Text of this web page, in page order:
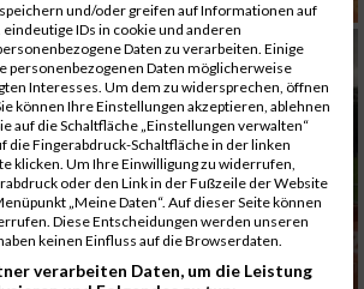
und/oder greifen auf Informationen auf
eindeutige IDs in cookie und anderen
Daten zu verarbeiten. Einige
personenbezogenen Daten möglicherweise
Interesses. Um dem zu widersprechen, öffnen
können Ihre Einstellungen akzeptieren, ablehnen
auf die Schaltfläche „Einstellungen verwalten“
die Fingerabdruck-Schaltfläche in der linken
klicken. Um Ihre Einwilligung zu widerrufen,
oder den Link in der Fußzeile der Website
„Meine Daten“. Auf dieser Seite können
Diese Entscheidungen werden unseren
keinen Einfluss auf die Browserdaten.
verarbeiten Daten, um die Leistung